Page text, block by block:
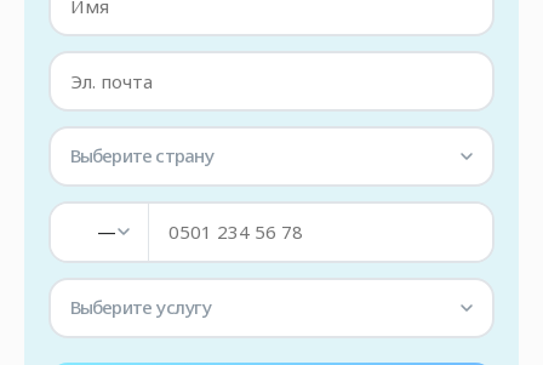
Выберите страну
—
Выберите услугу